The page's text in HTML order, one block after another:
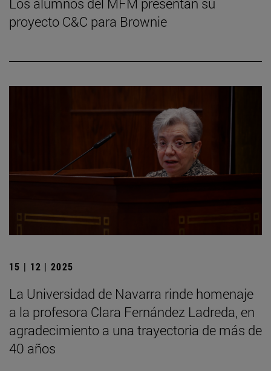
proyecto C&C para Brownie
15 | 12 | 2025
La Universidad de Navarra rinde homenaje
a la profesora Clara Fernández Ladreda, en
agradecimiento a una trayectoria de más de
40 años